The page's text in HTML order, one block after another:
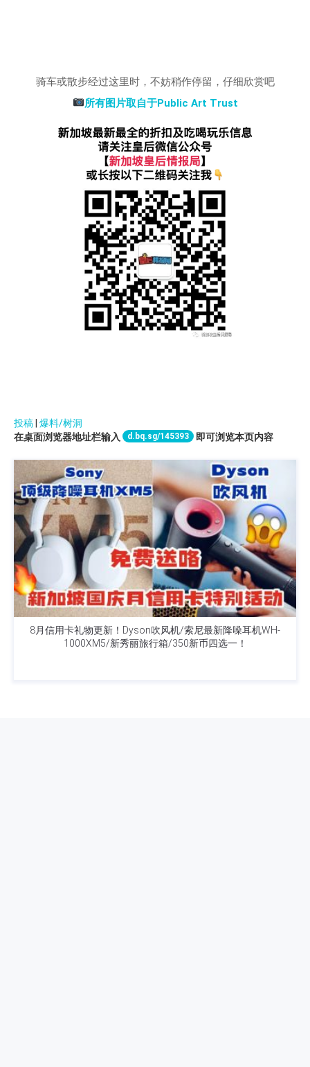
骑车或散步经过这里时，不妨稍作停留，仔细欣赏吧
所有图片取自于Public Art Trust
投稿 爆料/树洞
在桌面浏览器地址栏输入
d.bq.sg/145393 即可浏览本页内容
8月信用卡礼物更新！Dyson吹风机/索尼最新降噪耳机WH-
1000XM5/新秀丽旅行箱/350新币四选一！